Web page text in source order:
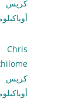
كريس
Chris
كريس